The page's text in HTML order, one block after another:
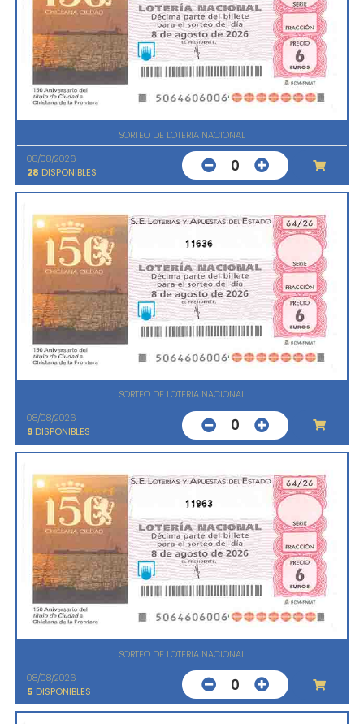
SORTEO DE LOTERIA NACIONAL
08/08/2026
28 DISPONIBLES 0
11636
SORTEO DE LOTERIA NACIONAL
08/08/2026
9 DISPONIBLES 0
11963
SORTEO DE LOTERIA NACIONAL
08/08/2026
5 DISPONIBLES 0